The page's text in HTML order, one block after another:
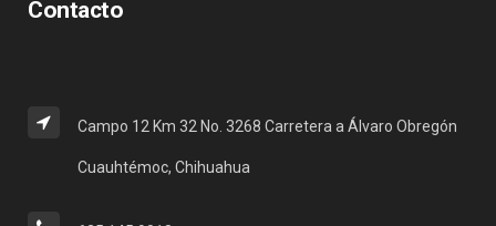
Contacto
Campo 12 Km 32 No. 3268 Carretera a Álvaro Obregón
Cuauhtémoc, Chihuahua